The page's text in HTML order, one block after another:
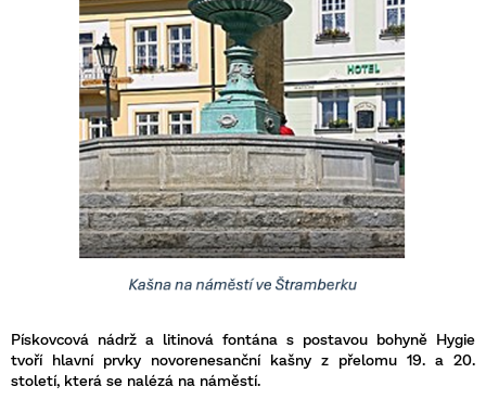
Pískovcová nádrž a litinová fontána s postavou bohyně Hygie
tvoří hlavní prvky novorenesanční kašny z přelomu 19. a 20.
století, která se nalézá na náměstí.